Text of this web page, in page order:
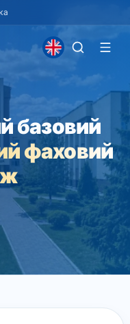
базовий
фаховий